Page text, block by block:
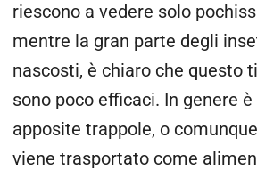
riescono a vedere solo
mentre la gran parte degli
nascosti, è chiaro che questo
sono poco efficaci. In genere
apposite trappole, o
viene trasportato come